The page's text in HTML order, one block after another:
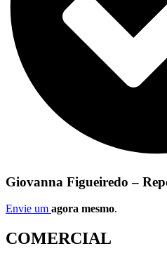
Giovanna Figueiredo –
Envie um agora mesmo.
COMERCIAL